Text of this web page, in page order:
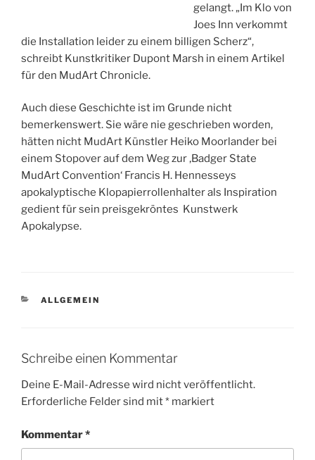
gelangt. „Im Klo von
Joes Inn verkommt
die Installation leider zu einem billigen Scherz“,
schreibt Kunstkritiker Dupont Marsh in einem Artikel
für den MudArt Chronicle.
Auch diese Geschichte ist im Grunde nicht
bemerkenswert. Sie wäre nie geschrieben worden,
hätten nicht MudArt Künstler Heiko Moorlander bei
einem Stopover auf dem Weg zur ‚Badger State
MudArt Convention‘ Francis H. Hennesseys
apokalyptische Klopapierrollenhalter als Inspiration
gedient für sein preisgekröntes Kunstwerk
Apokalypse.
KATEGORIEN
ALLGEMEIN
Schreibe einen Kommentar
Deine E-Mail-Adresse wird nicht veröffentlicht.
Erforderliche Felder sind mit* markiert
Kommentar*